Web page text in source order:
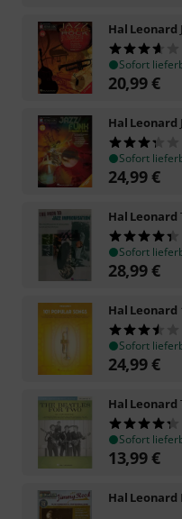
Hal Leonard
Sofort
20,99€
Hal Leonard
Sofort
24,99€
Hal Leonard
Sofort
28,99€
Hal Leonard
Sofort
24,99€
Hal Leonard
Sofort
13,99€
Hal Leonard